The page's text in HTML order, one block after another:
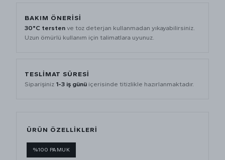
BAKIM ÖNERİSİ
30°C tersten ve toz deterjan kullanmadan yıkayabilirsiniz.
Uzun ömürlü kullanım için talimatlara uyunuz.
TESLİMAT SÜRESİ
Siparişiniz 1-3 iş günü içerisinde titizlikle hazırlanmaktadır.
ÜRÜN ÖZELLİKLERİ
%100 PAMUK